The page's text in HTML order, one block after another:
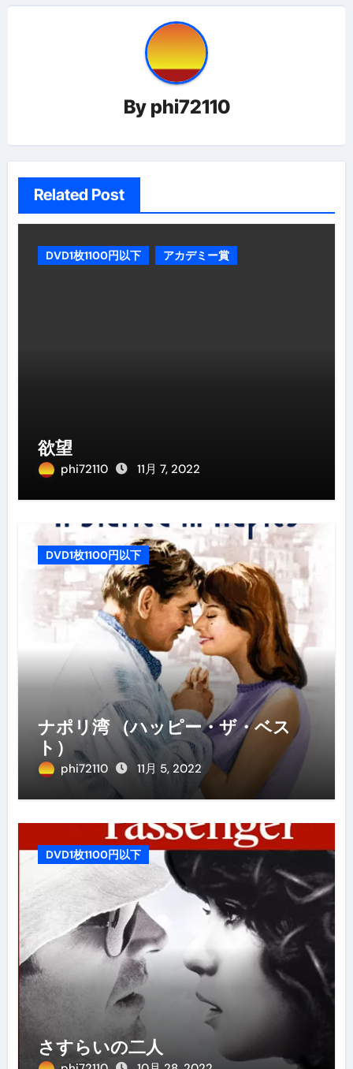
By phi72110
Related Post
DVD1枚1100円以下 アカデミー賞
欲望
phi72110 11月 7, 2022
DVD1枚1100円以下
ナポリ湾 （ハッピー・ザ・ベス
ト）
phi72110 11月 5, 2022
DVD1枚1100円以下
さすらいの二人